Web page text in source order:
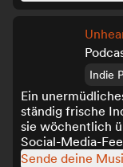
Indie
Ein
ständig frische
sie wöchentlich
Social-Media-
Sende deine